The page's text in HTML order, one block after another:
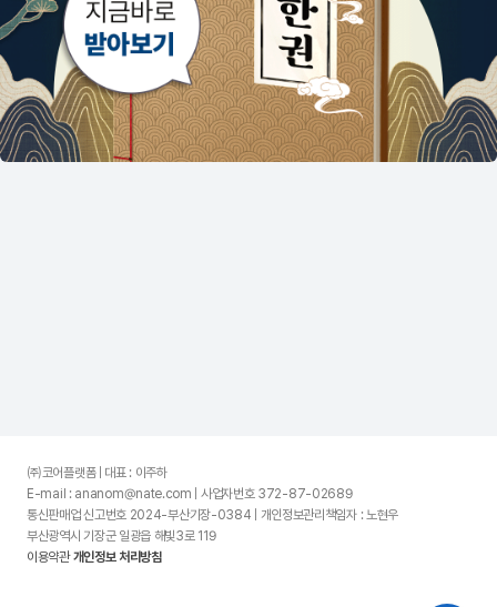
㈜코어플랫폼 | 대표 : 이주하
E-mail : ananom@nate.com | 사업자번호 372-87-02689
통신판매업 신고번호 2024-부산기장-0384 | 개인정보관리책임자 : 노현우
부산광역시 기장군 일광읍 해빛3로 119
이용약관 개인정보 처리방침